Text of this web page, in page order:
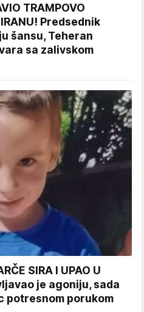
TRAMPOVO
Predsednik
šansu, Teheran
sa zalivskom
SIRA I UPAO U
je agoniju, sada
potresnom porukom